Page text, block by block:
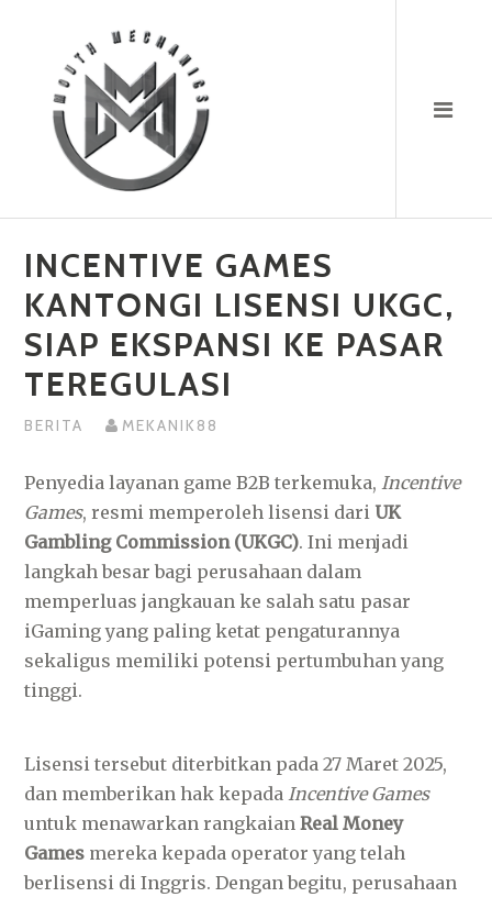
content
INCENTIVE GAMES
KANTONGI LISENSI UKGC,
SIAP EKSPANSI KE PASAR
TEREGULASI
BERITA MEKANIK88
Penyedia layanan game B2B terkemuka,Incentive
Games, resmi memperoleh lisensi dari UK
Gambling Commission (UKGC). Ini menjadi
langkah besar bagi perusahaan dalam
memperluas jangkauan ke salah satu pasar
iGaming yang paling ketat pengaturannya
sekaligus memiliki potensi pertumbuhan yang
tinggi.
Lisensi tersebut diterbitkan pada 27 Maret 2025,
dan memberikan hak kepadaIncentive Games
untuk menawarkan rangkaianReal Money
Games mereka kepada operator yang telah
berlisensi di Inggris. Dengan begitu, perusahaan